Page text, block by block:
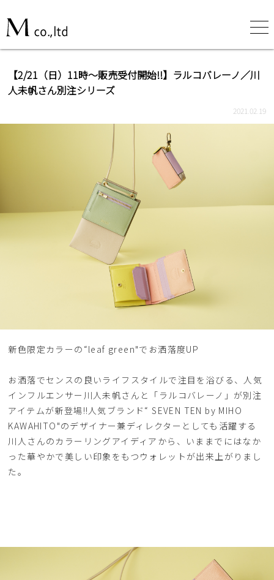
【2/21（日）11時～販売受付開始!!】ラルコバレーノ／川
人未帆さん別注シリーズ
2021.02.19
新色限定カラーの“leaf green"でお洒落度UP
お洒落でセンスの良いライフスタイルで注目を浴びる、人気
インフルエンサー川人未帆さんと「ラルコバレーノ」が別注
アイテムが新登場‼人気ブランド“ SEVEN TEN by MIHO
KAWAHITO"のデザイナー兼ディレクターとしても活躍する
川人さんのカラーリングアイディアから、いままでにはなか
った華やかで美しい印象をもつウォレットが出来上がりまし
た。